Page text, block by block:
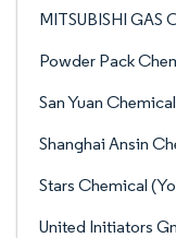
MITSUBISHI GAS
Powder Pack
San Yuan
Shanghai Ansin
Stars Chemical
United Initiators